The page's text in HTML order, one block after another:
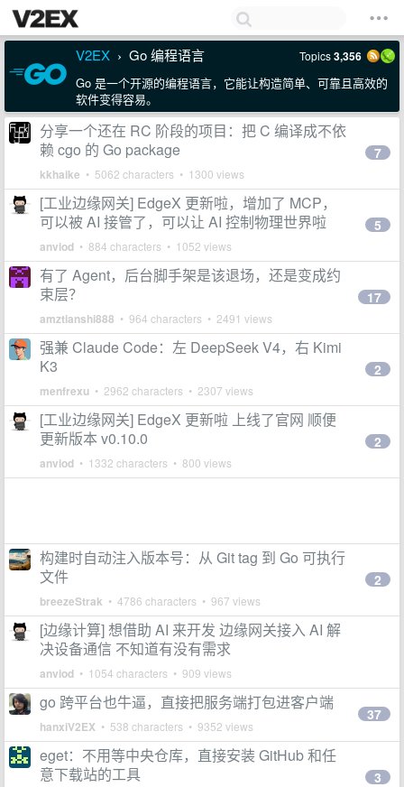
V2EX › Go 编程语言 Topics3,356
Go 是一个开源的编程语言，它能让构造简单、可靠且高效的
软件变得容易。
分享一个还在 RC 阶段的项目：把 C 编译成不依
赖 cgo 的 Go package
kkhaike • 5062 characters • 1300 views
7
[工业边缘网关] EdgeX 更新啦，增加了 MCP，
可以被 AI 接管了，可以让 AI 控制物理世界啦
anviod • 884 characters • 1052 views
5
有了 Agent，后台脚手架是该退场，还是变成约
束层？
amztianshi888 • 964 characters • 2491 views
17
强兼 Claude Code：左 DeepSeek V4，右 Kimi
K3
menfrexu • 2962 characters • 2307 views
2
[工业边缘网关] EdgeX 更新啦 上线了官网 顺便
更新版本 v0.10.0
anviod • 1332 characters • 800 views
2
构建时自动注入版本号：从 Git tag 到 Go 可执行
文件
breezeStrak • 4786 characters • 967 views
2
[边缘计算] 想借助 AI 来开发 边缘网关接入 AI 解
决设备通信 不知道有没有需求
anviod • 1054 characters • 909 views
go 跨平台也牛逼，直接把服务端打包进客户端
hanxiV2EX • 538 characters • 9352 views
37
eget：不用等中央仓库，直接安装 GitHub 和任
意下载站的工具
3